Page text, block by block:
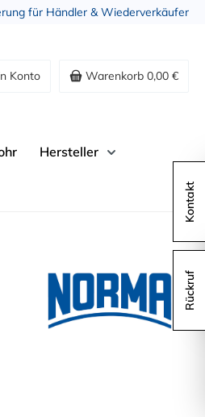
für Händler & Wiederverkäufer
Konto Warenkorb 0,00 €
Hersteller
Kontakt
Rückruf